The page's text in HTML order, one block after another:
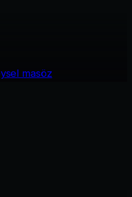
masöz